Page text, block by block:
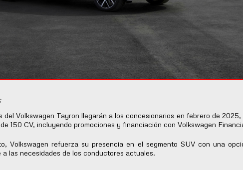
del Volkswagen Tayron llegarán a los concesionarios en febrero de
150 CV, incluyendo promociones y financiación con Volkswagen
Volkswagen refuerza su presencia en el segmento SUV con una
las necesidades de los conductores actuales.